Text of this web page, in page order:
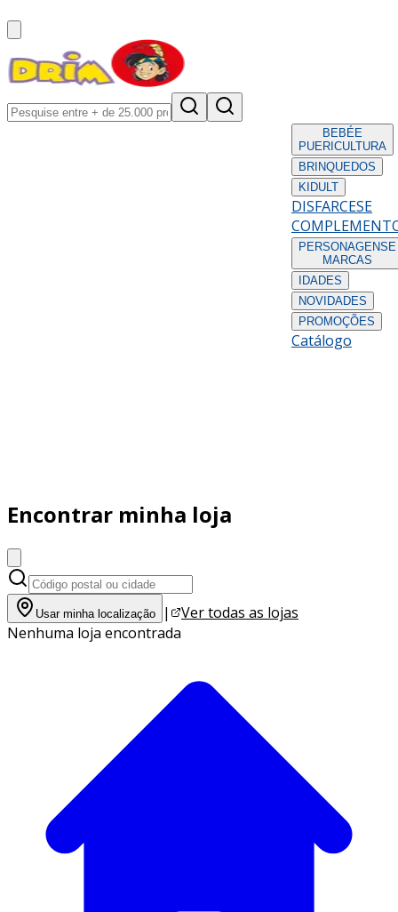
BEBÉE
PUERICULTURA
BRINQUEDOS
KIDULT
DISFARCESE
PERSONAGENS E
MARCAS
IDADES
NOVIDADES
PROMOÇÕES
Catálogo
Encontrar minha loja
Usar minha localização |
Ver todas as lojas
Nenhuma loja encontrada